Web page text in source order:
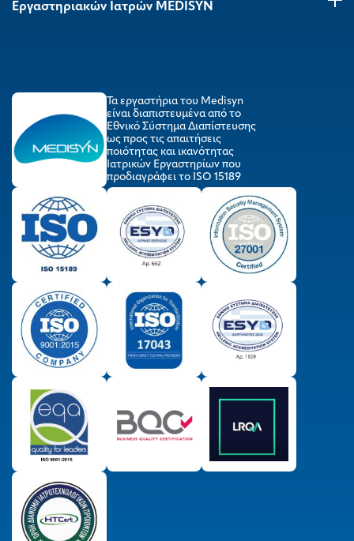
Εργαστηριακών Ιατρών MEDISYΝ
Τα εργαστήρια του Medisyn
είναι διαπιστευμένα από το
Εθνικό Σύστημα Διαπίστευσης
ως προς τις απαιτήσεις
ποιότητας και ικανότητας
Ιατρικών Εργαστηρίων που
προδιαγράφει το ISO 15189